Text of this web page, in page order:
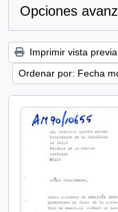
Opciones
Imprimir vista previa
Ordenar por: Fecha